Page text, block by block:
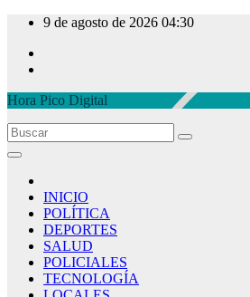
contenido
9 de agosto de 2026 04:30
Hora Pico Digital
INICIO
POLÍTICA
DEPORTES
SALUD
POLICIALES
TECNOLOGÍA